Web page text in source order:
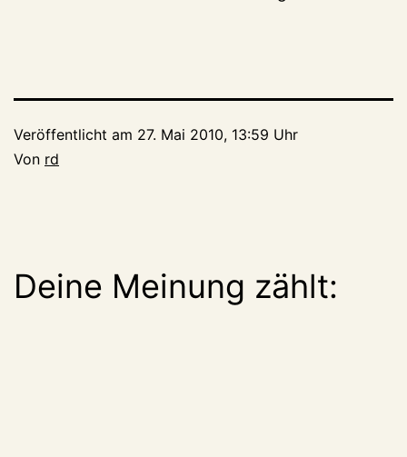
Veröffentlicht am 27. Mai 2010, 13:59 Uhr
Von rd
Deine Meinung zählt: